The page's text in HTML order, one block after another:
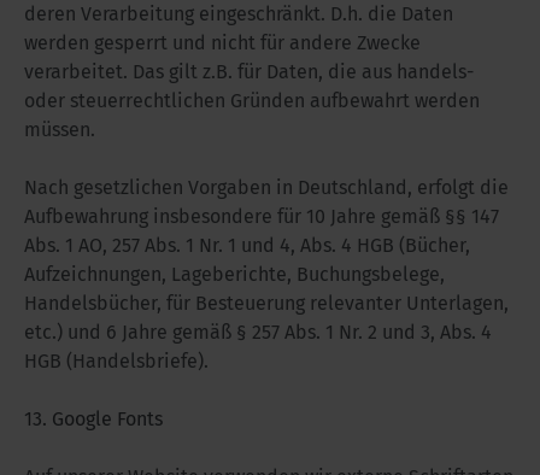
deren Verarbeitung eingeschränkt. D.h. die Daten
werden gesperrt und nicht für andere Zwecke
verarbeitet. Das gilt z.B. für Daten, die aus handels-
oder steuerrechtlichen Gründen aufbewahrt werden
müssen.
Nach gesetzlichen Vorgaben in Deutschland, erfolgt die
Aufbewahrung insbesondere für 10 Jahre gemäß §§ 147
Abs. 1 AO, 257 Abs. 1 Nr. 1 und 4, Abs. 4 HGB (Bücher,
Aufzeichnungen, Lageberichte, Buchungsbelege,
Handelsbücher, für Besteuerung relevanter Unterlagen,
etc.) und 6 Jahre gemäß § 257 Abs. 1 Nr. 2 und 3, Abs. 4
HGB (Handelsbriefe).
13. Google Fonts